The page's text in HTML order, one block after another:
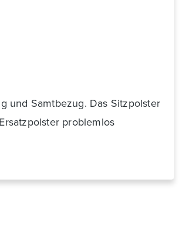
und Samtbezug. Das Sitzpolster
problemlos